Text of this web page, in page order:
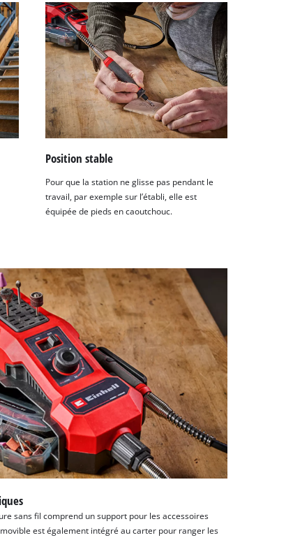
Position stable
Pour que la station ne glisse pas pendant le
travail, par exemple sur l’établi, elle est
équipée de pieds en caoutchouc.
sans fil comprend un support pour les accessoires
est également intégré au carter pour ranger les